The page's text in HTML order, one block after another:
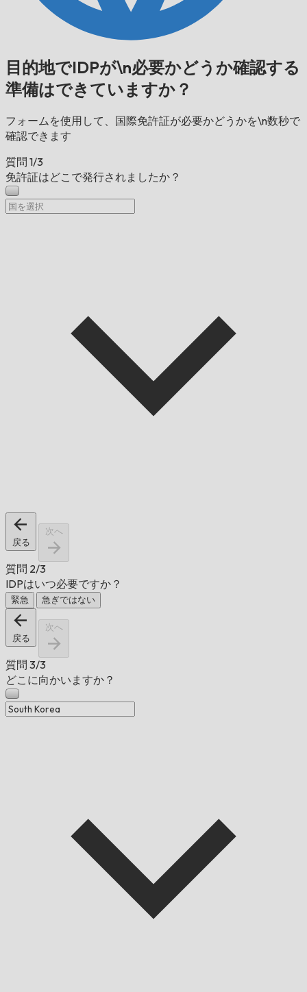
目的地でIDPが\n必要かどうか確認する
準備はできていますか？
フォームを使用して、国際免許証が必要かどうかを\n数秒で
確認できます
質問 1/3
免許証はどこで発行されましたか？
戻る
次へ
質問 2/3
IDPはいつ必要ですか？
緊急 急ぎではない
戻る
次へ
質問 3/3
どこに向かいますか？